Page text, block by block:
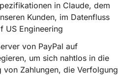
in Claude, dem
Kunden, im Datenfluss
US Engineering
von PayPal auf
um sich nahtlos in die
Zahlungen, die Verfolgung